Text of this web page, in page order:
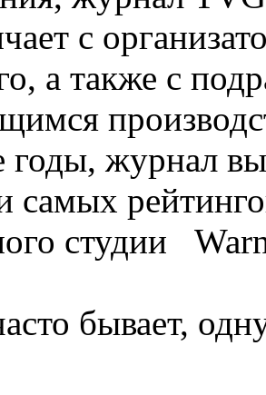
с
а также с
журнал
самых
студии
бывает,